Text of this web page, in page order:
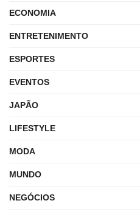
ECONOMIA
ENTRETENIMENTO
ESPORTES
EVENTOS
JAPÃO
LIFESTYLE
MODA
MUNDO
NEGÓCIOS